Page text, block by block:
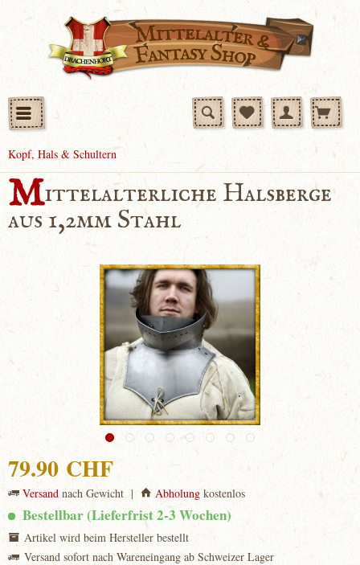
Kopf, Hals & Schultern
Mittelalterliche Halsberge
aus 1,2mm Stahl
79.90 CHF
Versandnach Gewicht | Abholungkostenlos
Bestellbar (Lieferfrist 2-3 Wochen)
Artikel wird beim Hersteller bestellt
Versand sofort nach Wareneingang ab Schweizer Lager